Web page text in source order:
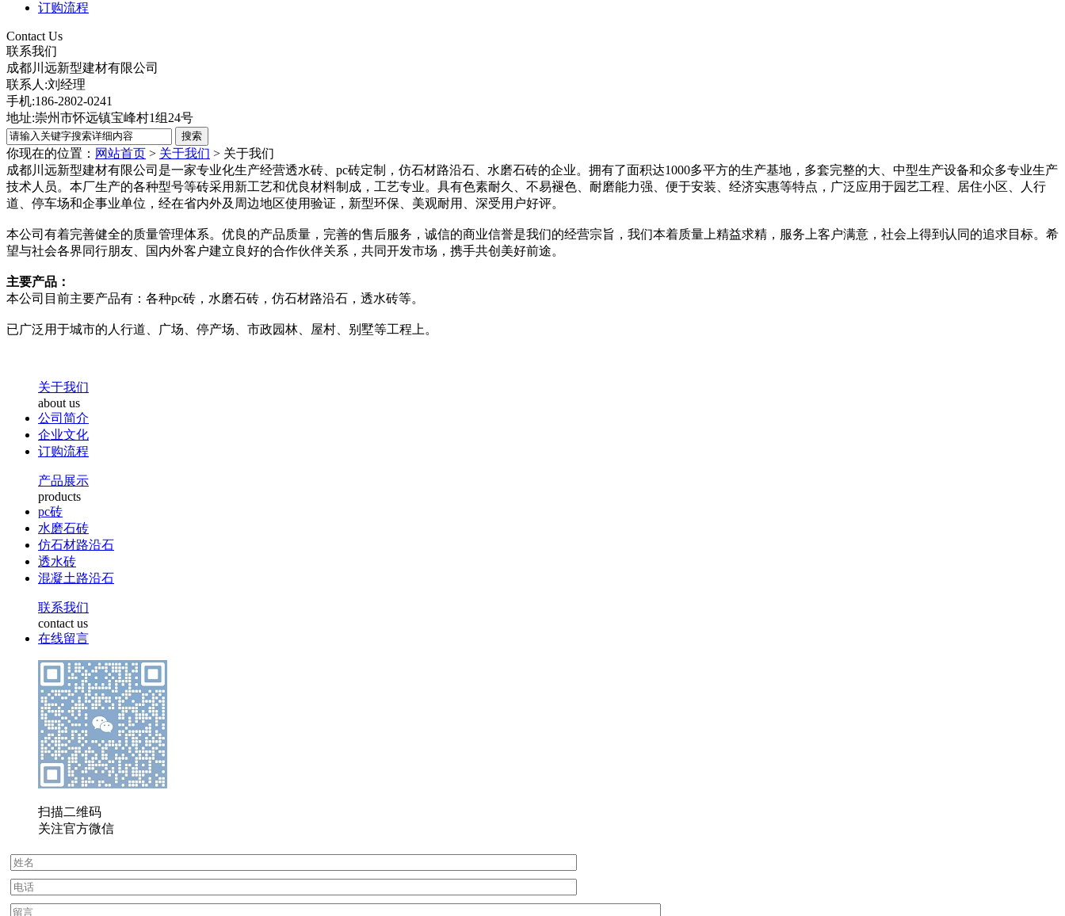
订购流程
Contact Us
联系我们
成都川远新型建材有限公司
联系人:刘经理
手机:186-2802-0241
地址:崇州市怀远镇宝峰村1组24号
你现在的位置： 网站首页 > 关于我们 > 关于我们
成都川远新型建材有限公司是一家专业化生产经营透水砖、pc砖定制，仿石材路沿石、水磨石砖的企业。拥有了面积达1000多平方的生产基地，多套完整的大、中型生产设备和众多专业生产
技术人员。本厂生产的各种型号等砖采用新工艺和优良材料制成，工艺专业。具有色素耐久、不易褪色、耐磨能力强、便于安装、经济实惠等特点，广泛应用于园艺工程、居住小区、人行
道、停车场和企事业单位，经在省内外及周边地区使用验证，新型环保、美观耐用、深受用户好评。
本公司有着完善健全的质量管理体系。优良的产品质量，完善的售后服务，诚信的商业信誉是我们的经营宗旨，我们本着质量上精益求精，服务上客户满意，社会上得到认同的追求目标。希
望与社会各界同行朋友、国内外客户建立良好的合作伙伴关系，共同开发市场，携手共创美好前途。
主要产品：
本公司目前主要产品有：各种pc砖，水磨石砖，仿石材路沿石，透水砖等。
已广泛用于城市的人行道、广场、停产场、市政园林、屋村、别墅等工程上。
关于我们
about us
公司简介
企业文化
订购流程
产品展示
products
pc砖
水磨石砖
仿石材路沿石
透水砖
混凝土路沿石
联系我们
contact us
在线留言
扫描二维码
关注官方微信